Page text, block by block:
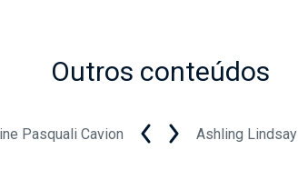
Outros conteúdos
Pasquali Cavion Ashling Lindsay